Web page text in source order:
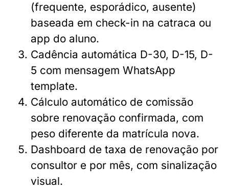
(frequente, esporádico, ausente)
baseada em check-in na catraca ou
app do aluno.
Cadência automática D-30, D-15, D-
5 com mensagem WhatsApp
template.
Cálculo automático de comissão
sobre renovação confirmada, com
peso diferente da matrícula nova.
Dashboard de taxa de renovação por
consultor e por mês, com sinalização
visual.